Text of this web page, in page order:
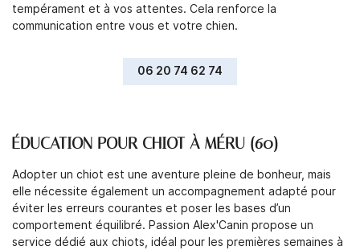
tempérament et à vos attentes. Cela renforce la
communication entre vous et votre chien.
06 20 74 62 74
ÉDUCATION POUR CHIOT À MÉRU (60)
Adopter un chiot est une aventure pleine de bonheur, mais
elle nécessite également un accompagnement adapté pour
éviter les erreurs courantes et poser les bases d’un
comportement équilibré. Passion Alex'Canin propose un
service dédié aux chiots, idéal pour les premières semaines à